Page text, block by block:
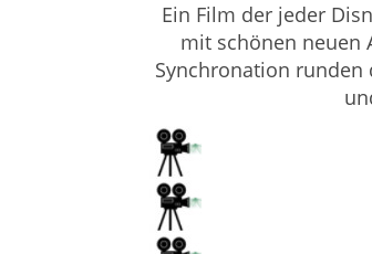
Ein Film der jeder
mit schönen neuen
Synchronation runden